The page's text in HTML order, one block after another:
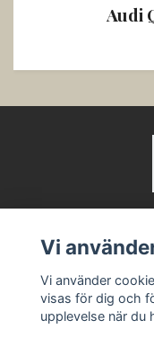
Audi
Vi
Vi använder
visas för dig och
upplevelse när du